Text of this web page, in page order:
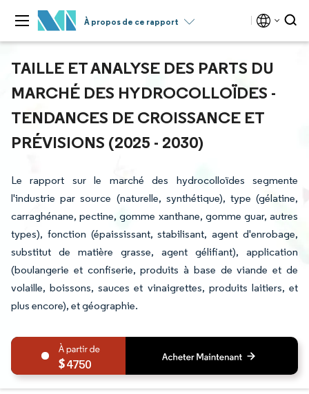
À propos de ce rapport
TAILLE ET ANALYSE DES PARTS DU
MARCHÉ DES HYDROCOLLOÏDES -
TENDANCES DE CROISSANCE ET
PRÉVISIONS (2025 - 2030)
Le rapport sur le marché des hydrocolloïdes segmente
l'industrie par source (naturelle, synthétique), type (gélatine,
carraghénane, pectine, gomme xanthane, gomme guar, autres
types), fonction (épaississant, stabilisant, agent d'enrobage,
substitut de matière grasse, agent gélifiant), application
(boulangerie et confiserie, produits à base de viande et de
volaille, boissons, sauces et vinaigrettes, produits laitiers, et
plus encore), et géographie.
4750